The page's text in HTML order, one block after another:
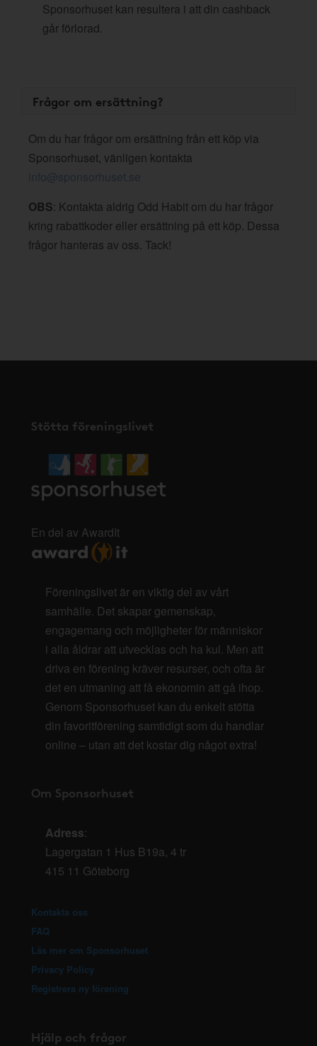
Sponsorhuset kan resultera i att din cashback
går förlorad.
Frågor om ersättning?
Om du har frågor om ersättning från ett köp via
Sponsorhuset, vänligen kontakta
info@sponsorhuset.se
OBS: Kontakta aldrig Odd Habit om du har frågor
kring rabattkoder eller ersättning på ett köp. Dessa
frågor hanteras av oss. Tack!
Stötta föreningslivet
En del av AwardIt
Föreningslivet är en viktig del av vårt
samhälle. Det skapar gemenskap,
engagemang och möjligheter för människor
i alla åldrar att utvecklas och ha kul. Men att
driva en förening kräver resurser, och ofta är
det en utmaning att få ekonomin att gå ihop.
Genom Sponsorhuset kan du enkelt stötta
din favoritförening samtidigt som du handlar
online – utan att det kostar dig något extra!
Om Sponsorhuset
Adress:
Lagergatan 1 Hus B19a, 4 tr
415 11 Göteborg
Kontakta oss
FAQ
Läs mer om Sponsorhuset
Privacy Policy
Registrera ny förening
Hjälp och frågor